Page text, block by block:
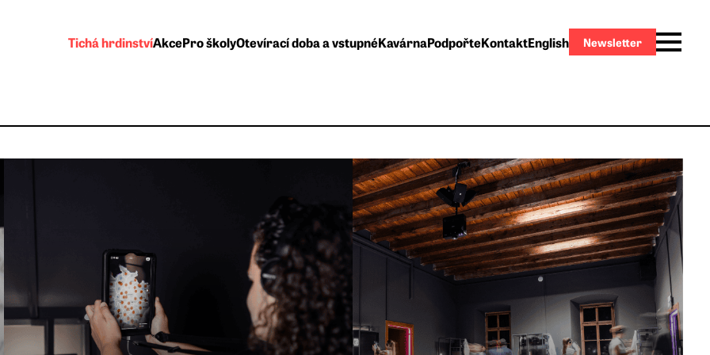
Tichá hrdinstvíAkcePro školyOtevírací doba a vstupnéKavárnaPodpořteKontaktEnglish Newsletter